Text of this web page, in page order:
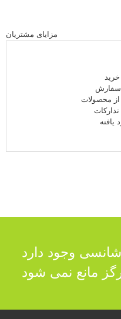
مزایای مشتریان
یافته
وجود دارد